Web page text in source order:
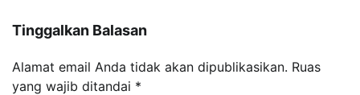
Tinggalkan Balasan
Alamat email Anda tidak akan dipublikasikan. Ruas
yang wajib ditandai *